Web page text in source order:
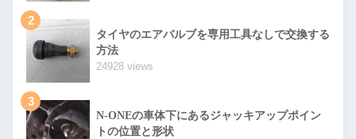
2
タイヤのエアバルブを専用工具なしで交換する
方法
24928 views
3
N-ONEの車体下にあるジャッキアップポイン
トの位置と形状